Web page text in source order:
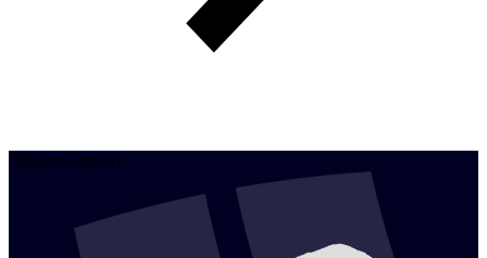
Migliori battitori